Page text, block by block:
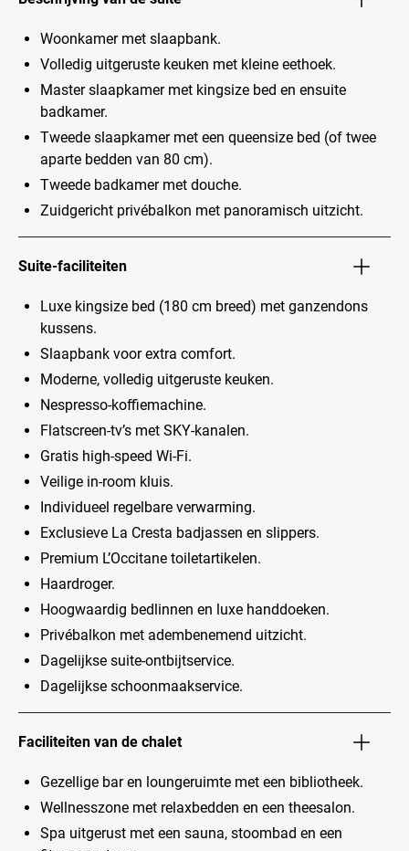
Woonkamer met slaapbank.
Volledig uitgeruste keuken met kleine eethoek.
Master slaapkamer met kingsize bed en ensuite
badkamer.
Tweede slaapkamer met een queensize bed (of twee
aparte bedden van 80 cm).
Tweede badkamer met douche.
Zuidgericht privébalkon met panoramisch uitzicht.
Suite-faciliteiten
Luxe kingsize bed (180 cm breed) met ganzendons
kussens.
Slaapbank voor extra comfort.
Moderne, volledig uitgeruste keuken.
Nespresso-koffiemachine.
Flatscreen-tv’s met SKY-kanalen.
Gratis high-speed Wi-Fi.
Veilige in-room kluis.
Individueel regelbare verwarming.
Exclusieve La Cresta badjassen en slippers.
Premium L’Occitane toiletartikelen.
Haardroger.
Hoogwaardig bedlinnen en luxe handdoeken.
Privébalkon met adembenemend uitzicht.
Dagelijkse suite-ontbijtservice.
Dagelijkse schoonmaakservice.
Faciliteiten van de chalet
Gezellige bar en loungeruimte met een bibliotheek.
Wellnesszone met relaxbedden en een theesalon.
Spa uitgerust met een sauna, stoombad en een